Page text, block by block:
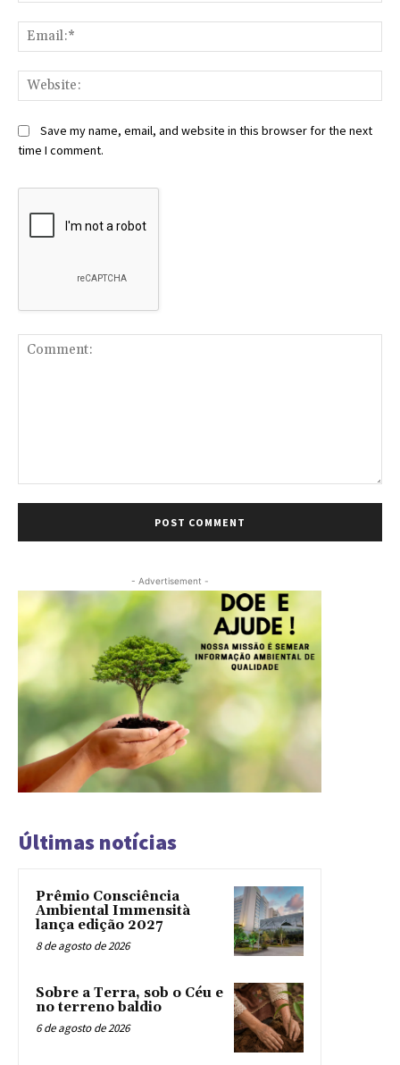
Save my name, email, and website in this browser for the next
time I comment.
- Advertisement -
Últimas notícias
Prêmio Consciência
Ambiental Immensità
lança edição 2027
8 de agosto de 2026
Sobre a Terra, sob o Céu e
no terreno baldio
6 de agosto de 2026